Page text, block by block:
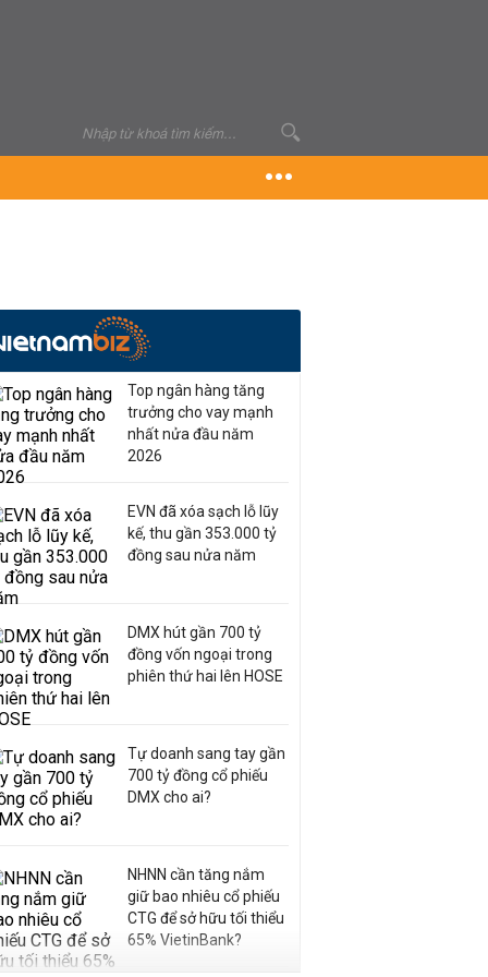
Top ngân hàng tăng
trưởng cho vay mạnh
nhất nửa đầu năm
2026
EVN đã xóa sạch lỗ lũy
kế, thu gần 353.000 tỷ
đồng sau nửa năm
DMX hút gần 700 tỷ
đồng vốn ngoại trong
phiên thứ hai lên HOSE
Tự doanh sang tay gần
700 tỷ đồng cổ phiếu
DMX cho ai?
NHNN cần tăng nắm
giữ bao nhiêu cổ phiếu
CTG để sở hữu tối thiểu
65% VietinBank?